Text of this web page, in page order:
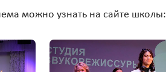
можно узнать на сайте школы: